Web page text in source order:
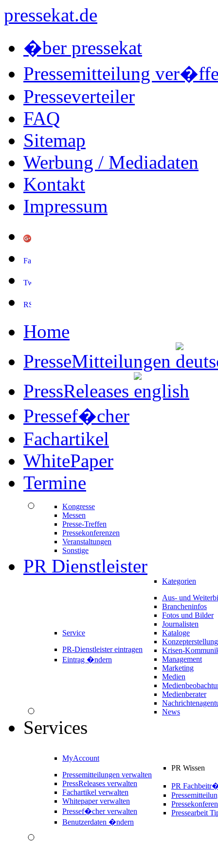
pressekat.de
�ber pressekat
Pressemitteilung
Presseverteiler
FAQ
Sitemap
Werbung / Mediadaten
Kontakt
Impressum
Home
PresseMitteilungen
PressReleases
Pressef�cher
Fachartikel
WhitePaper
Termine
Kongresse
Messen
Presse-Treffen
Pressekonferenzen
Veranstaltungen
Sonstige
PR Dienstleister
Service
PR-Dienstleister eintragen
Eintrag �ndern
Kategorien
Aus- und
Brancheninfos
Fotos und Bilder
Journalisten
Kataloge
Konzepterstellung
Krisen-
Management
Marketing
Medien
Medienberater
News
Services
MyAccount
Pressemitteilungen verwalten
PressReleases verwalten
Fachartikel verwalten
Whitepaper verwalten
Pressef�cher verwalten
Benutzerdaten �ndern
PR Wissen
PR
Pressearbeit